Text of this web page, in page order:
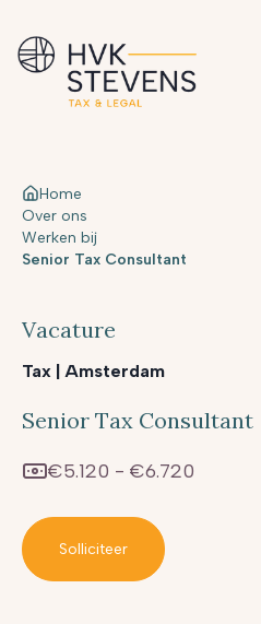
Home
Over ons
Werken bij
Senior Tax Consultant
Vacature
Tax | Amsterdam
Senior Tax Consultant
€5.120 - €6.720
Solliciteer